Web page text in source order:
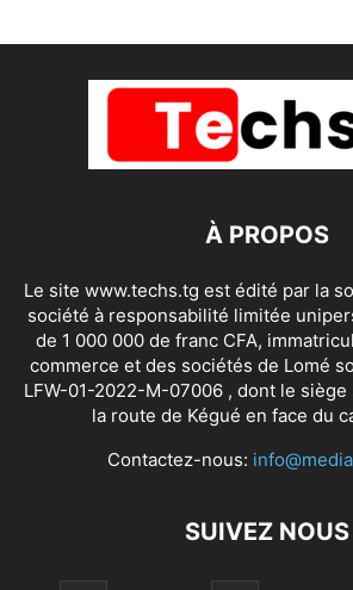
À PROPOS
Le site www.techs.tg est édité par la
société à responsabilité limitée
de 1 000 000 de franc CFA,
commerce et des sociétés de Lomé
LFW-01-2022-M-07006 , dont le
la route de Kégué en face du
Contactez-nous:
SUIVEZ NOUS